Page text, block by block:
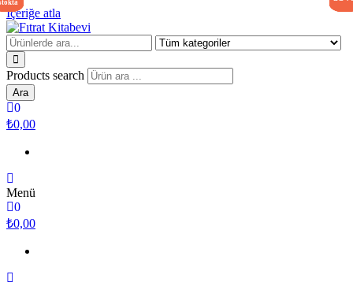
İçeriğe atla
Fıtrat Kitabevi
Oku Yaşa Anlat
Products search
Ara
0
₺0,00
Menü
0
₺0,00
yok